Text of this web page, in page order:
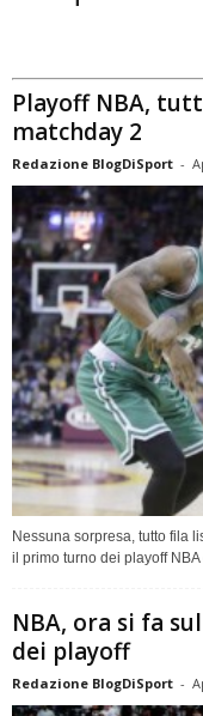
Playoff NBA,
matchday 2
Redazione BlogDiSport -
Nessuna sorpresa, tutto fila
il primo turno dei playoff
NBA, ora si fa
dei playoff
Redazione BlogDiSport -